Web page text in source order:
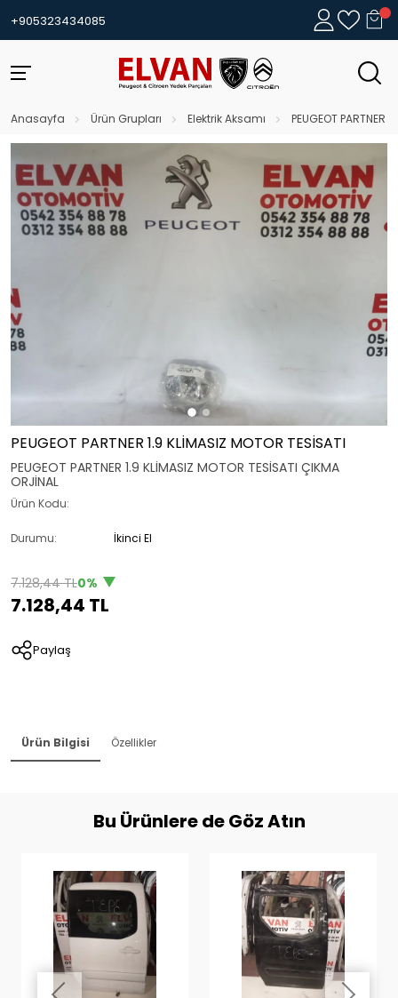
+905323434085
Anasayfa Ürün Grupları Elektrik Aksamı PEUGEOT PARTNER
PEUGEOT PARTNER 1.9 KLİMASIZ MOTOR TESİSATI
PEUGEOT PARTNER 1.9 KLİMASIZ MOTOR TESİSATI ÇIKMA
ORJİNAL
Ürün Kodu:
Durumu: İkinci El
7.128,44 TL0%
7.128,44 TL
Paylaş
Ürün Bilgisi Özellikler
Bu Ürünlere de Göz Atın